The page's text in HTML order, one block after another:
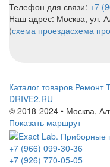
Телефон для связи: +7
Наш адрес: Москва, ул.
(схема проездасхема
Каталог товаров Ремонт
DRIVE2.RU
© 2018-2024 • Москва,
Показать маршрут
+7 (966) 099-30-36
+7 (926) 770-05-05